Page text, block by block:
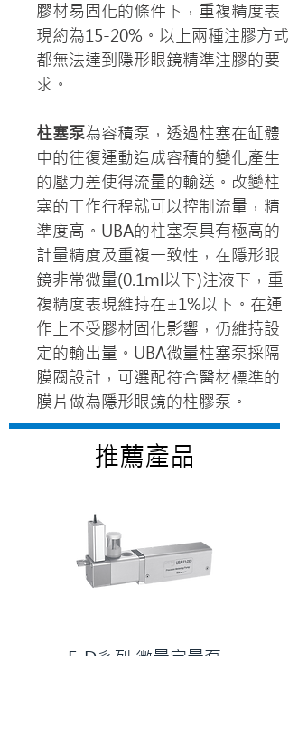
膠材易固化的條件下，重複精度表
現約為15-20%。以上兩種注膠方式
都無法達到隱形眼鏡精準注膠的要
求。
柱塞泵為容積泵，透過柱塞在缸體
中的往復運動造成容積的變化產生
的壓力差使得流量的輸送。改變柱
塞的工作行程就可以控制流量，精
準度高。UBA的柱塞泵具有極高的
計量精度及重複一致性，在隱形眼
鏡非常微量(0.1ml以下)注液下，重
複精度表現維持在±1%以下。在運
作上不受膠材固化影響，仍維持設
定的輸出量。UBA微量柱塞泵採隔
膜閥設計，可選配符合醫材標準的
膜片做為隱形眼鏡的柱膠泵。
​推薦產品
E-D系列 微量定量泵